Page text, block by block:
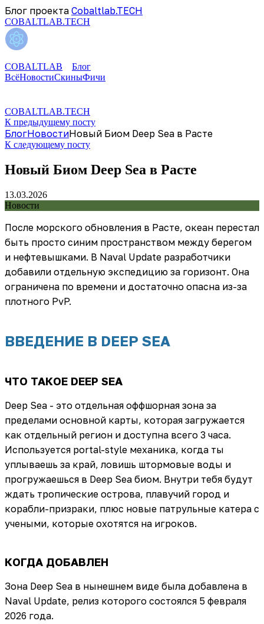
Блог проекта Cobaltlab.TECH
COBALTLAB.TECH
COBALTLAB
Блог
ВсёНовостиСкиныФичи
COBALTLAB.TECH
К предыдущему посту
БлогНовостиНовый Биом Deep Sea в Расте
К следующему посту
Новый Биом Deep Sea в Расте
13.03.2026
Новости
После морского обновления в Расте, океан перестал
быть просто синим пространством между берегом
и нефтевышками. В Naval Update разработчики
добавили отдельную экспедицию за горизонт. Она
ограничена по времени и достаточно опасна из-за
плотного PvP.
ВВЕДЕНИЕ В DEEP SEA
ЧТО ТАКОЕ DEEP SEA
Deep Sea - это отдельная оффшорная зона за
пределами основной карты, которая загружается
как отдельный регион и доступна всего 3 часа.
Используется portal-style механика, когда ты
уплываешь за край, ловишь штормовые воды и
прогружаешься в Deep Sea биом. Внутри тебя будут
ждать тропические острова, плавучий город и
корабли-призраки, плюс новые патрульные катера с
учеными, которые охотятся на игроков.
КОГДА ДОБАВЛЕН
Зона Deep Sea в нынешнем виде была добавлена в
Naval Update, релиз которого состоялся 5 февраля
2026 года.